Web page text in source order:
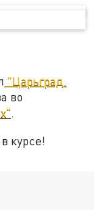
"Царьград.
во
.
курсе!